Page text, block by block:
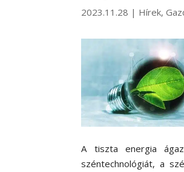
2023.11.28 | Hírek,
A tiszta energia
széntechnológiát, a